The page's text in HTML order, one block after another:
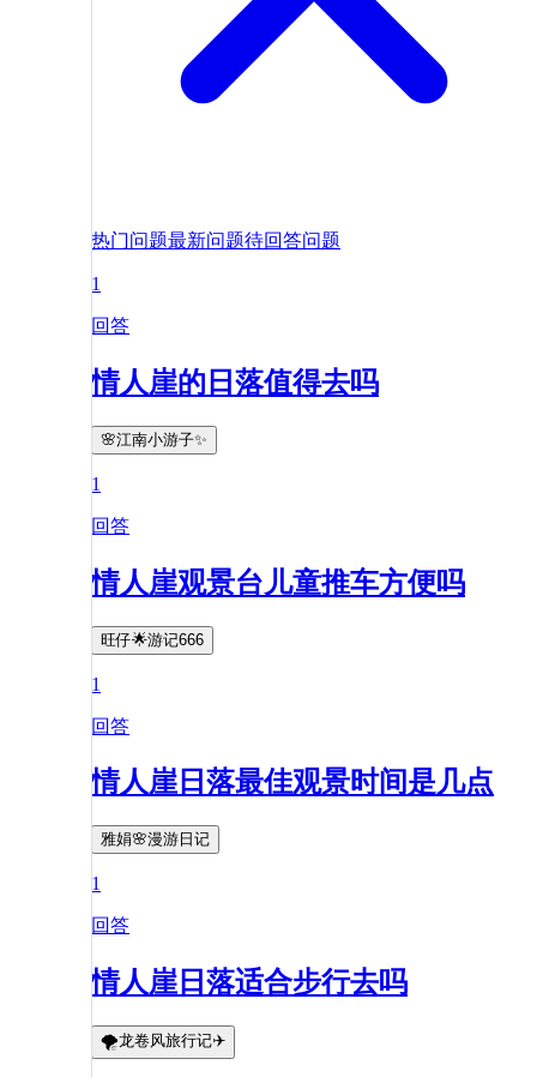
热门问题最新问题待回答问题
1
回答
情人崖的日落值得去吗
🌸江南小游子✨
1
回答
情人崖观景台儿童推车方便吗
旺仔🌟游记666
1
回答
情人崖日落最佳观景时间是几点
雅娟🌸漫游日记
1
回答
情人崖日落适合步行去吗
🌪龙卷风旅行记✈️